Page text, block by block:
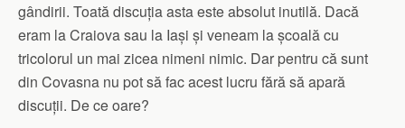
gândirii. Toată discuția asta este absolut inutilă. Dacă
eram la Craiova sau la Iași și veneam la școală cu
tricolorul un mai zicea nimeni nimic. Dar pentru că sunt
din Covasna nu pot să fac acest lucru fără să apară
discuții. De ce oare?